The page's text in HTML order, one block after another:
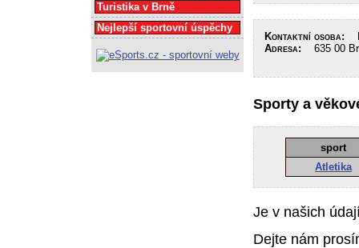
Kontaktní osoba:
Adresa: 635 00
Sporty a
sport
Atletika
Je v našich
Dejte nám
Turistika v Brně
Nejlepší sportovní úspěchy